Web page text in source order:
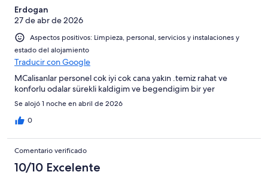
Erdogan
27 de abr de 2026
Aspectos positivos: Limpieza, personal, servicios y instalaciones y
estado del alojamiento
Traducir con Google
MCalisanlar personel cok iyi cok cana yakın .temiz rahat ve
konforlu odalar sürekli kaldigim ve begendigim bir yer
Se alojó 1 noche en abril de 2026
0
Comentario verificado
10/10 Excelente